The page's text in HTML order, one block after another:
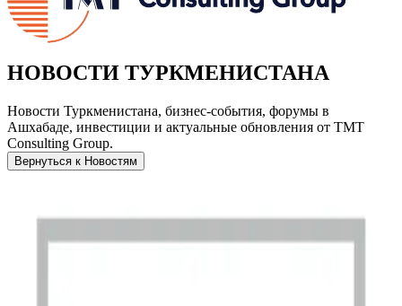
НОВОСТИ ТУРКМЕНИСТАНА
Новости Туркменистана, бизнес-события, форумы в
Ашхабаде, инвестиции и актуальные обновления от TMT
Consulting Group.
Вернуться к Новостям